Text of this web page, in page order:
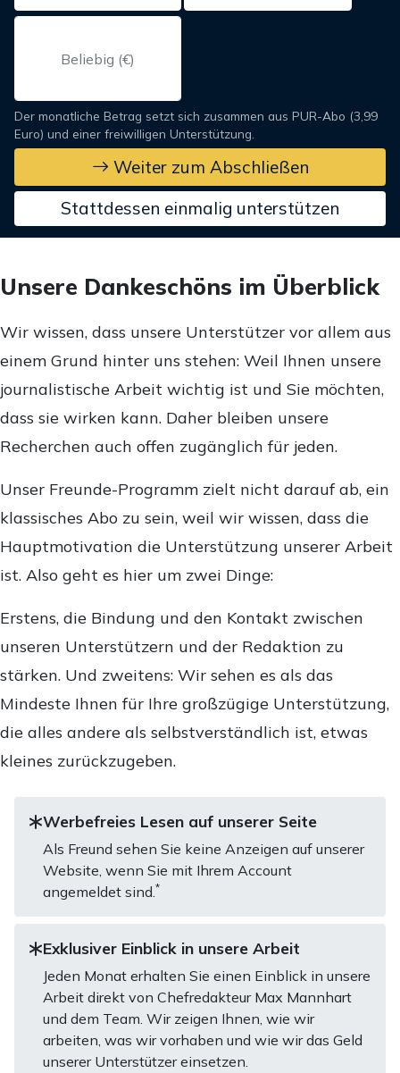
Der monatliche Betrag setzt sich zusammen aus PUR-Abo (3,99
Euro) und einer freiwilligen Unterstützung.
Weiter zum Abschließen
Stattdessen einmalig unterstützen
Unsere Dankeschöns im Überblick
Wir wissen, dass unsere Unterstützer vor allem aus
einem Grund hinter uns stehen: Weil Ihnen unsere
journalistische Arbeit wichtig ist und Sie möchten,
dass sie wirken kann. Daher bleiben unsere
Recherchen auch offen zugänglich für jeden.
Unser Freunde-Programm zielt nicht darauf ab, ein
klassisches Abo zu sein, weil wir wissen, dass die
Hauptmotivation die Unterstützung unserer Arbeit
ist. Also geht es hier um zwei Dinge:
Erstens, die Bindung und den Kontakt zwischen
unseren Unterstützern und der Redaktion zu
stärken. Und zweitens: Wir sehen es als das
Mindeste Ihnen für Ihre großzügige Unterstützung,
die alles andere als selbstverständlich ist, etwas
kleines zurückzugeben.
Werbefreies Lesen auf unserer Seite
Als Freund sehen Sie keine Anzeigen auf unserer
Website, wenn Sie mit Ihrem Account
angemeldet sind.*
Exklusiver Einblick in unsere Arbeit
Jeden Monat erhalten Sie einen Einblick in unsere
Arbeit direkt von Chefredakteur Max Mannhart
und dem Team. Wir zeigen Ihnen, wie wir
arbeiten, was wir vorhaben und wie wir das Geld
unserer Unterstützer einsetzen.